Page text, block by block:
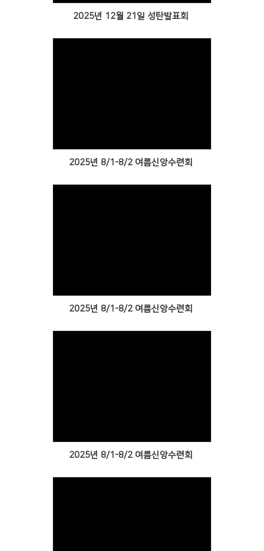
2025년 12월 21일 성탄발표회
2025년 8/1-8/2 여름신앙수련회
2025년 8/1-8/2 여름신앙수련회
2025년 8/1-8/2 여름신앙수련회